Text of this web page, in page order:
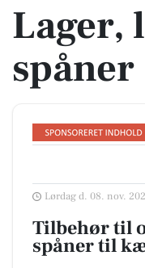
Lager,
spåner
Lørdag d. 08. nov.
Tilbehør til
spåner til